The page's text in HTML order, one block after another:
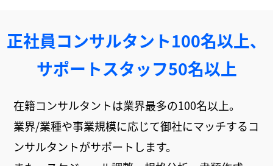
正社員コンサルタント100名以上、
サポートスタッフ50名以上
在籍コンサルタントは業界最多の100名以上。
業界/業種や事業規模に応じて御社にマッチするコ
ンサルタントがサポートします。